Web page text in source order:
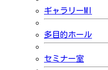
ギャラリーMI
多目的ホール
セミナー室